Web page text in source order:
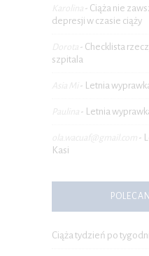
Karolina - Ciąża nie
depresji w czasie ciąży
Dorota - Checklista
szpitala
Asia Mi - Letnia
Paulina - Letnia
ola.wacuaf@gmail.com -
Kasi
Ciąża tydzień po